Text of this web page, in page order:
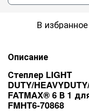
В избранное
Описание
Степлер LIGHT
DUTY/
FATMAX® 6 В 1
FMHT6-70868